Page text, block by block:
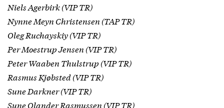
Niels Agerbirk (VIP TR)
Nynne Meyn Christensen (TAP TR)
Oleg Ruchayskiy (VIP TR)
Per Moestrup Jensen (VIP TR)
Peter Waaben Thulstrup (VIP TR)
Rasmus Kjøbsted (VIP TR)
Sune Darkner (VIP TR)
Sune Olander Rasmussen (VIP TR)